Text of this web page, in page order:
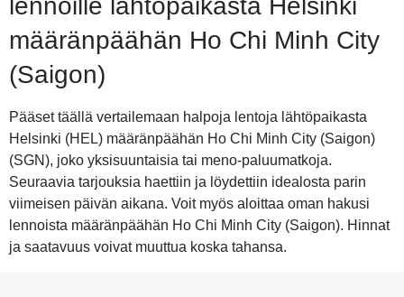
lennoille lähtöpaikasta Helsinki
määränpäähän Ho Chi Minh City
(Saigon)
Pääset täällä vertailemaan halpoja lentoja lähtöpaikasta
Helsinki (HEL) määränpäähän Ho Chi Minh City (Saigon)
(SGN), joko yksisuuntaisia tai meno-paluumatkoja.
Seuraavia tarjouksia haettiin ja löydettiin idealosta parin
viimeisen päivän aikana. Voit myös aloittaa oman hakusi
lennoista määränpäähän Ho Chi Minh City (Saigon). Hinnat
ja saatavuus voivat muuttua koska tahansa.